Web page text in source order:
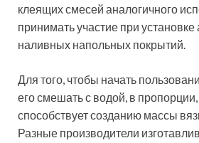
клеящих смесей аналогичного
принимать участие при
наливных напольных покрытий.
Для того, чтобы начать
его смешать с водой, в пропорции,
способствует созданию массы
Разные производители